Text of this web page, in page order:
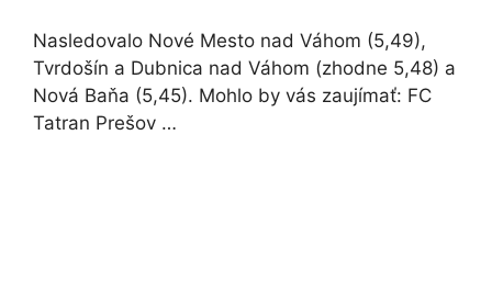
Nasledovalo Nové Mesto nad Váhom (5,49),
Tvrdošín a Dubnica nad Váhom (zhodne 5,48) a
Nová Baňa (5,45). Mohlo by vás zaujímať: FC
Tatran Prešov …